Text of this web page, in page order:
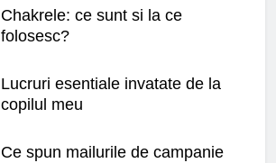
Chakrele: ce sunt si la ce
folosesc?
Lucruri esentiale invatate de la
copilul meu
Ce spun mailurile de campanie